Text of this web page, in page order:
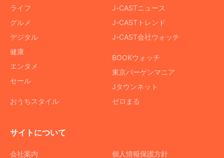
ライフ
グルメ
デジタル
健康
エンタメ
セール
おうちスタイル
J-CASTニュース
J-CASTトレンド
J-CAST会社ウォッチ
BOOKウォッチ
東京バーゲンマニア
Jタウンネット
ゼロまる
サイトについて
会社案内 個人情報保護方針